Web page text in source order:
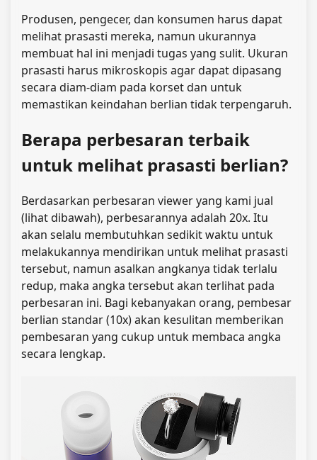
Produsen, pengecer, dan konsumen harus dapat
melihat prasasti mereka, namun ukurannya
membuat hal ini menjadi tugas yang sulit. Ukuran
prasasti harus mikroskopis agar dapat dipasang
secara diam-diam pada korset dan untuk
memastikan keindahan berlian tidak terpengaruh.
Berapa perbesaran terbaik
untuk melihat prasasti berlian?
Berdasarkan perbesaran viewer yang kami jual
(lihat dibawah), perbesarannya adalah 20x. Itu
akan selalu membutuhkan sedikit waktu untuk
melakukannya mendirikan untuk melihat prasasti
tersebut, namun asalkan angkanya tidak terlalu
redup, maka angka tersebut akan terlihat pada
perbesaran ini. Bagi kebanyakan orang, pembesar
berlian standar (10x) akan kesulitan memberikan
pembesaran yang cukup untuk membaca angka
secara lengkap.